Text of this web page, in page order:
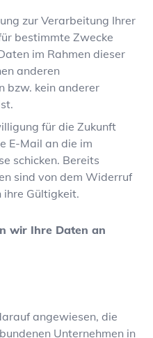
zur Verarbeitung Ihrer
bestimmte Zwecke
im Rahmen dieser
anderen
bzw. kein anderer
für die Zukunft
E-Mail an die im
schicken. Bereits
sind von dem Widerruf
ihre Gültigkeit.
wir Ihre Daten an
angewiesen, die
Unternehmen in